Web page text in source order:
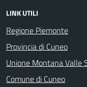
LINK UTILI
Regione Piemonte
Provincia di Cuneo
Unione Montana Valle
Comune di Cuneo